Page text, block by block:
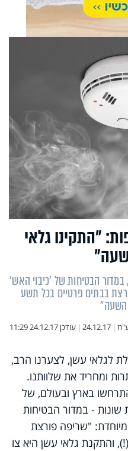
"התקינו גלאי
הבטיחות של 'כיבוי האש'
בבתים פרטיים בכל תשע
השעה"
|
24.12.17
| עודכן24.12.17 11:29
לגלאי עשן, לצערנו הרב,
ומחריד את שלוותנו.
בארץ ובעולם, של
שונות - במדור הבטיחות
"שריפה פורצת
והתקנת גלאי עשן היא צו